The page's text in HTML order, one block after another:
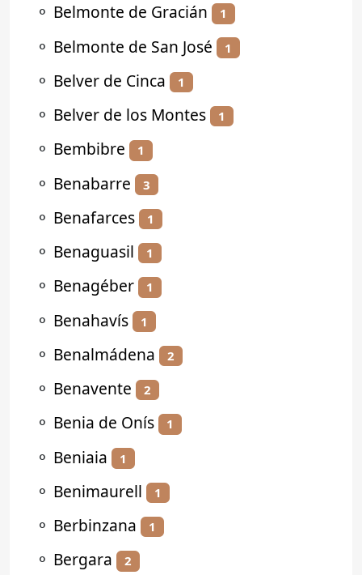
⚬ Belmonte de Gracián 1
⚬ Belmonte de San José 1
⚬ Belver de Cinca 1
⚬ Belver de los Montes 1
⚬ Bembibre 1
⚬ Benabarre 3
⚬ Benafarces 1
⚬ Benaguasil 1
⚬ Benagéber 1
⚬ Benahavís 1
⚬ Benalmádena 2
⚬ Benavente 2
⚬ Benia de Onís 1
⚬ Beniaia 1
⚬ Benimaurell 1
⚬ Berbinzana 1
⚬ Bergara 2